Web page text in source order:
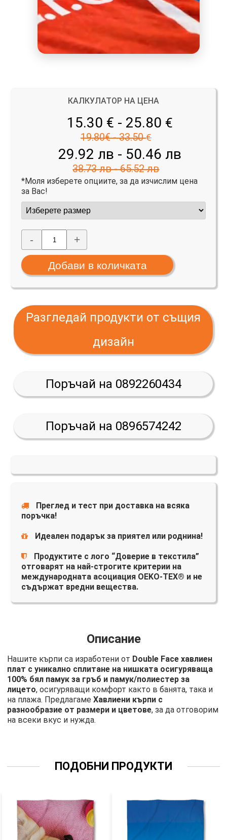
КАЛКУЛАТОР НА ЦЕНА
15.30 € - 25.80 €
19.80€ - 33.50 €
29.92 лв - 50.46 лв
38.73 лв - 65.52 лв
*Моля изберете опциите, за да изчислим цена
за Вас!
- +
Разгледай продукти от същия
дизайн
Поръчай на 0892260434
Поръчай на 0896574242
Преглед и тест при доставка на всяка
поръчка!
Идеален подарък за приятел или роднина!
Продуктите с лого “Доверие в текстила”
отговарят на най-строгите критерии на
международната асоциация OEKO-TEX® и не
съдържат вредни вещества.
Описание
Нашите кърпи са изработени от Double Face хавлиен
плат с уникално сплитане на нишката осигуряваща
100% бял памук за гръб и памук/полиестер за
лицето, осигуряващи комфорт както в банята, така и
на плажа. ПредлагамеХавлиени кърпи с
разнообразие от размери и цветове, за да отговорим
на всеки вкус и нужда.
ПОДОБНИ ПРОДУКТИ